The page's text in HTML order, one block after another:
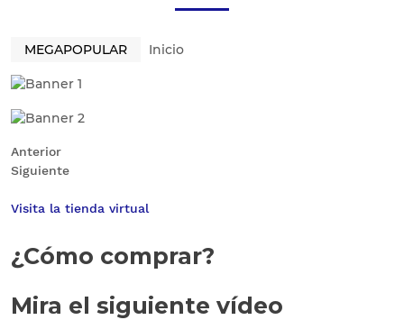
MEGAPOPULAR Inicio
Anterior
Siguiente
Visita la tienda virtual
¿Cómo comprar?
Mira el siguiente vídeo